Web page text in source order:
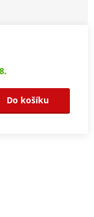
Do košíku